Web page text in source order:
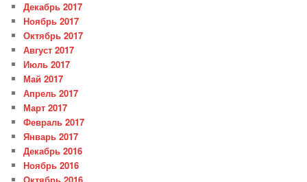
Декабрь 2017
Ноябрь 2017
Октябрь 2017
Август 2017
Июль 2017
Май 2017
Апрель 2017
Март 2017
Февраль 2017
Январь 2017
Декабрь 2016
Ноябрь 2016